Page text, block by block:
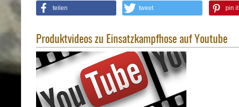
teilen tweet pin it
Produktvideos zu Einsatzkampfhose auf Youtube